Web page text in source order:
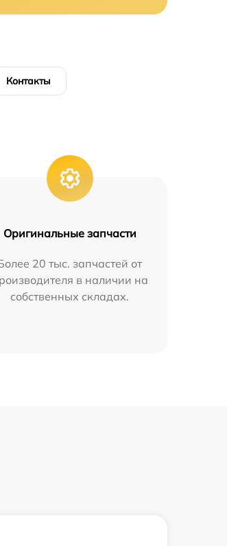
Контакты
Оригинальные запчасти
20 тыс. запчастей от
в наличии на
собственных складах.